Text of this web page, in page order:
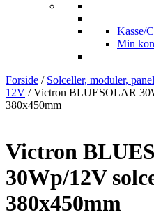
Kasse/
Min
Forside / Solceller, moduler,
12V / Victron BLUESOLAR
380x450mm
Victron
30Wp/12V
380x450mm